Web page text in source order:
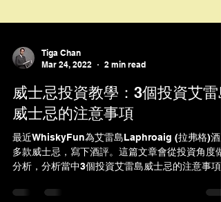
Mar 24, 2022
2 min read
威士忌投資教學：3個投資艾雷
威士忌的注意事項
最近WhiskyFun為艾雷島Laphroaig (拉弗格)酒
多款威士忌，寫下酒評。這篇文章會從投資角度做
分析，分析當中3個投資艾雷島威士忌的注意事項